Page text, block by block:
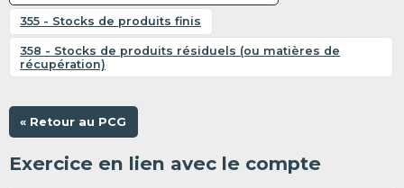
355 - Stocks de produits finis
358 - Stocks de produits résiduels (ou matières de
récupération)
« Retour au PCG
Exercice en lien avec le compte